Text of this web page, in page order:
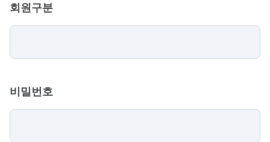
회원구분
비밀번호